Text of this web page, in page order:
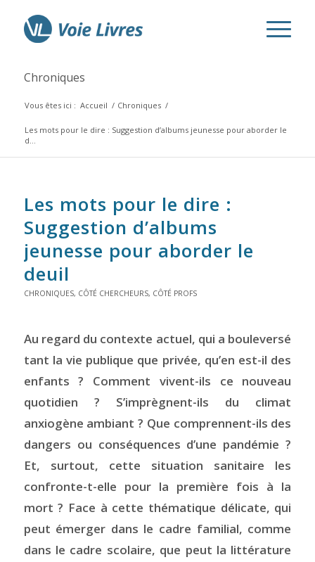
Chroniques
Vous êtes ici : Accueil / Chroniques /
Les mots pour le dire : Suggestion d’albums jeunesse pour aborder le
d...
Les mots pour le dire :
Suggestion d’albums
jeunesse pour aborder le
deuil
CHRONIQUES, CÔTÉ CHERCHEURS, CÔTÉ PROFS
Au regard du contexte actuel, qui a bouleversé
tant la vie publique que privée, qu’en est-il des
enfants ? Comment vivent-ils ce nouveau
quotidien ? S’imprègnent-ils du climat
anxiogène ambiant ? Que comprennent-ils des
dangers ou conséquences d’une pandémie ?
Et, surtout, cette situation sanitaire les
confronte-t-elle pour la première fois à la
mort ? Face à cette thématique délicate, qui
peut émerger dans le cadre familial, comme
dans le cadre scolaire, que peut la littérature